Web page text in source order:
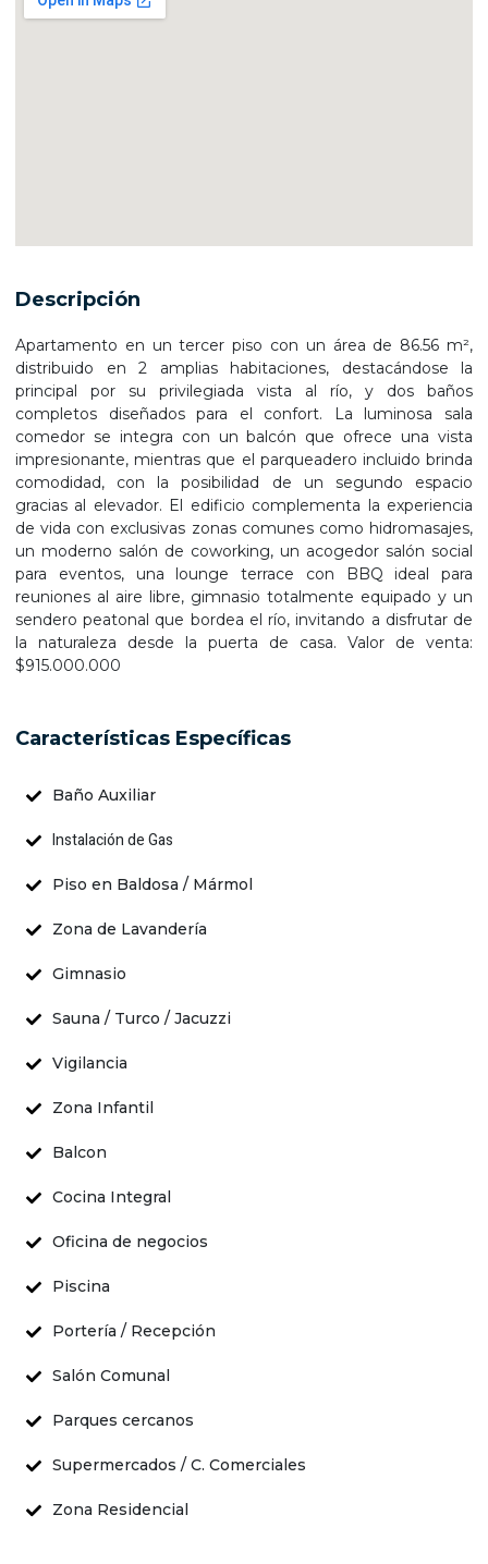
Descripción
Apartamento en un tercer piso con un área de 86.56 m²,
distribuido en 2 amplias habitaciones, destacándose la
principal por su privilegiada vista al río, y dos baños
completos diseñados para el confort. La luminosa sala
comedor se integra con un balcón que ofrece una vista
impresionante, mientras que el parqueadero incluido brinda
comodidad, con la posibilidad de un segundo espacio
gracias al elevador. El edificio complementa la experiencia
de vida con exclusivas zonas comunes como hidromasajes,
un moderno salón de coworking, un acogedor salón social
para eventos, una lounge terrace con BBQ ideal para
reuniones al aire libre, gimnasio totalmente equipado y un
sendero peatonal que bordea el río, invitando a disfrutar de
la naturaleza desde la puerta de casa. Valor de venta:
$915.000.000
Características Específicas
Baño Auxiliar
Instalación de Gas
Piso en Baldosa / Mármol
Zona de Lavandería
Gimnasio
Sauna / Turco / Jacuzzi
Vigilancia
Zona Infantil
Balcon
Cocina Integral
Oficina de negocios
Piscina
Portería / Recepción
Salón Comunal
Parques cercanos
Supermercados / C. Comerciales
Zona Residencial